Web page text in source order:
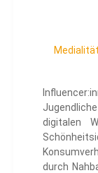
digitalen
durch